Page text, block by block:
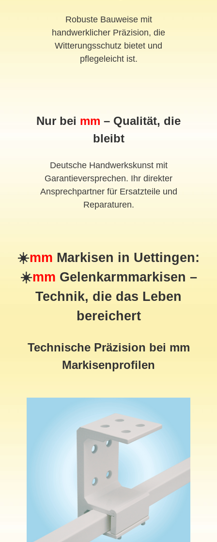
Robuste Bauweise mit
handwerklicher Präzision, die
Witterungsschutz bietet und
pflegeleicht ist.
Nur bei mm – Qualität, die
bleibt
Deutsche Handwerkskunst mit
Garantieversprechen. Ihr direkter
Ansprechpartner für Ersatzteile und
Reparaturen.
☀️mm Markisen in Uettingen:
☀️mm Gelenkarmmarkisen –
Technik, die das Leben
bereichert
Technische Präzision bei mm
Markisenprofilen